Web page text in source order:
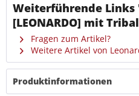
Weiterführende Links
[LEONARDO] mit
Fragen zum Artikel?
Weitere Artikel von
Produktinformationen